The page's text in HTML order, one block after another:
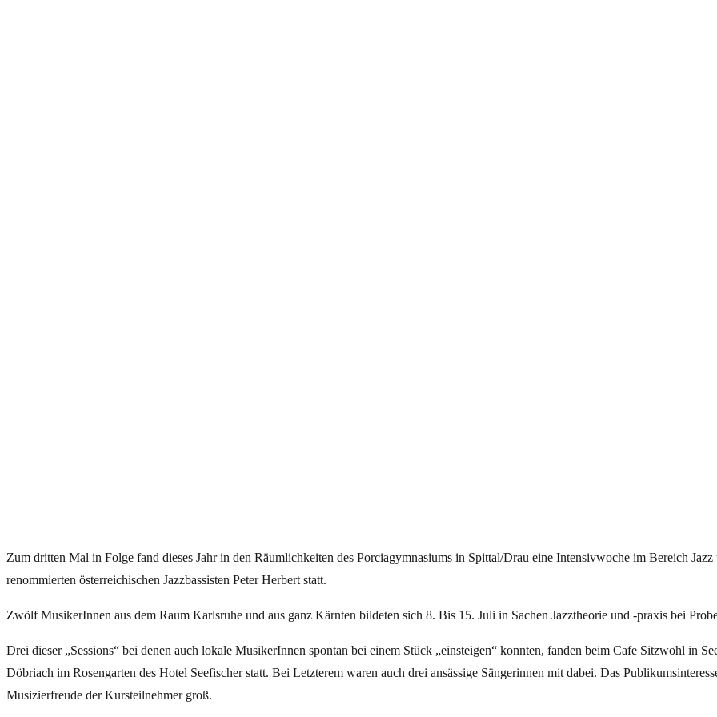
Zum dritten Mal in Folge fand dieses Jahr in den Räumlichkeiten des Porciagymnasiums in Spittal/Drau eine Intensivwoche im Bereich
renommierten österreichischen Jazzbassisten Peter Herbert statt.
Zwölf MusikerInnen aus dem Raum Karlsruhe und aus ganz Kärnten bildeten sich 8. Bis 15. Juli in Sachen Jazztheorie und -praxis bei
Drei dieser „Sessions“ bei denen auch lokale MusikerInnen spontan bei einem Stück „einsteigen“ konnten, fanden beim Cafe Sitzwohl in
Döbriach im Rosengarten des Hotel Seefischer statt. Bei Letzterem waren auch drei ansässige Sängerinnen mit dabei. Das
Musizierfreude der Kursteilnehmer groß.